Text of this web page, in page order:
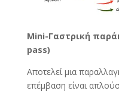
Mini-Γαστρική
pass)
Αποτελεί μια
επέμβαση είναι